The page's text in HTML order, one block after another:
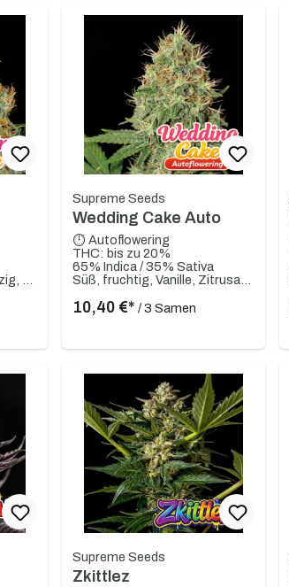
Süß, fruchtig, zitrus, würzig, erdig, Süßigkeiten
Supreme Seeds
Wedding Cake Auto
⏱ Autoflowering
THC: bis zu 20%
65% Indica / 35% Sativa
Süß, fruchtig, Vanille, Zitrusartig, Holzig, Beeren
10,40 €* / 3 Samen
Supreme Seeds
Zkittlez